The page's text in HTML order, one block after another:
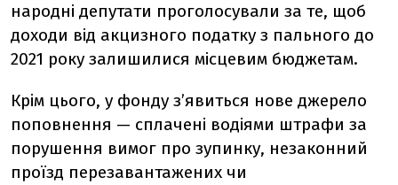
народні депутати проголосували за те, щоб
доходи від акцизного податку з пального до
2021 року залишилися місцевим бюджетам.
Крім цього, у фонду з’явиться нове джерело
поповнення — сплачені водіями штрафи за
порушення вимог про зупинку, незаконний
проїзд перезавантажених чи